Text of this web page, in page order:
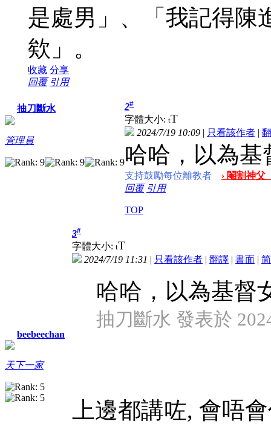
是處男」、「我記得陳
欸」。
收藏 分享
回覆 引用
抽刀斷水
管理員
2#
字體大小: tT
2024/7/19 10:09 | 只看該作者 |
哈哈，以為
支持鼓勵每位離教者
› 閹割神
回覆 引用
TOP
beebeechan
天下一家
3#
字體大小: tT
2024/7/19 11:31 | 只看該作者 | 翻譯 | 書面 | 简
哈哈，以為基督
抽刀斷水 發表於
上邊都講咗, 會唔